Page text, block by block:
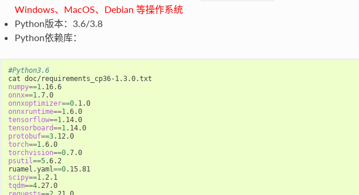
Windows、MacOS、Debian 等操作系统
Python版本：3.6/3.8
Python依赖库：
#Python3.6
numpy==1
.16.6
onnx==1
.7.0
onnxoptimizer==0
.1.0
onnxruntime==1
.6.0
tensorflow==1
.14.0
tensorboard==1
.14.0
protobuf==3
.12.0
torch==1
.6.0
torchvision==0
.7.0
psutil==5.6.2
ruamel.yaml==0
.15.81
scipy==1
.2.1
tqdm==4
.27.0